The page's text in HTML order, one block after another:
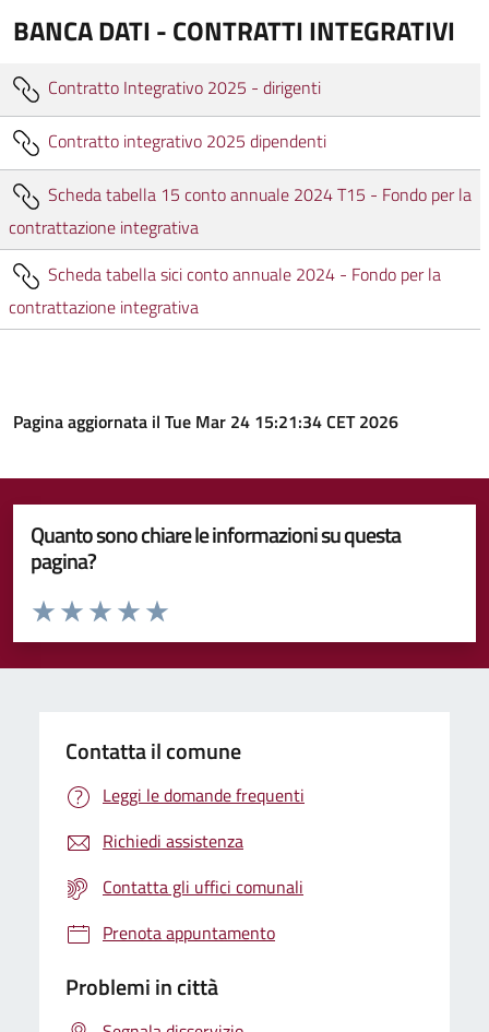
BANCA DATI - CONTRATTI INTEGRATIVI
Contratto Integrativo 2025 - dirigenti
Contratto integrativo 2025 dipendenti
Scheda tabella 15 conto annuale 2024 T15 - Fondo per la
contrattazione integrativa
Scheda tabella sici conto annuale 2024 - Fondo per la
contrattazione integrativa
Pagina aggiornata il Tue Mar 24 15:21:34 CET 2026
Quanto sono chiare le informazioni su questa
pagina?
Valuta da 1 a 5 stelle la pagina
Valuta 5 stelle su 5
Valuta 4 stelle su 5
Valuta 3 stelle su 5
Valuta 2 stelle su 5
Valuta 1 stelle su 5
Contatta il comune
Leggi le domande frequenti
Richiedi assistenza
Contatta gli uffici comunali
Prenota appuntamento
Problemi in città